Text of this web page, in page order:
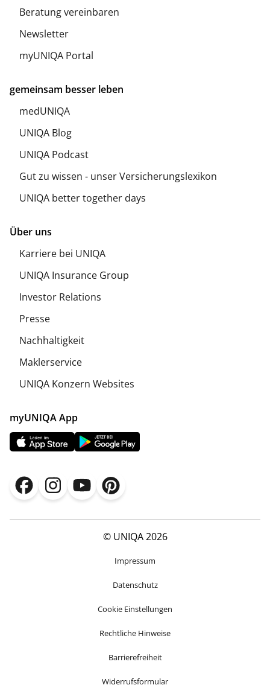
Beratung vereinbaren
Newsletter
myUNIQA Portal
gemeinsam besser leben
medUNIQA
UNIQA Blog
UNIQA Podcast
Gut zu wissen - unser Versicherungslexikon
UNIQA better together days
Über uns
Karriere bei UNIQA
UNIQA Insurance Group
Investor Relations
Presse
Nachhaltigkeit
Maklerservice
UNIQA Konzern Websites
myUNIQA App
© UNIQA 2026
Impressum
Datenschutz
Cookie Einstellungen
Rechtliche Hinweise
Barrierefreiheit
Widerrufsformular